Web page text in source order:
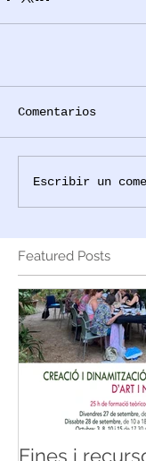
Comentarios
Escribir un
Featured Posts
Eines i